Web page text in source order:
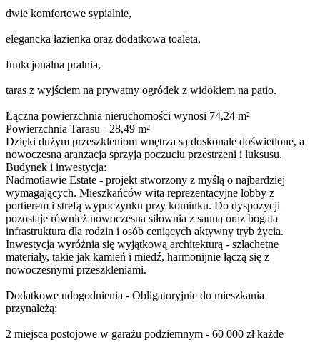
dwie komfortowe sypialnie,
elegancka łazienka oraz dodatkowa toaleta,
funkcjonalna pralnia,
taras z wyjściem na prywatny ogródek z widokiem na patio.
Łączna powierzchnia nieruchomości wynosi 74,24 m²
Powierzchnia Tarasu - 28,49 m²
Dzięki dużym przeszkleniom wnętrza są doskonale doświetlone, a
nowoczesna aranżacja sprzyja poczuciu przestrzeni i luksusu.
Budynek i inwestycja:
Nadmotławie Estate - projekt stworzony z myślą o najbardziej
wymagających. Mieszkańców wita reprezentacyjne lobby z
portierem i strefą wypoczynku przy kominku. Do dyspozycji
pozostaje również nowoczesna siłownia z sauną oraz bogata
infrastruktura dla rodzin i osób ceniących aktywny tryb życia.
Inwestycja wyróżnia się wyjątkową architekturą - szlachetne
materiały, takie jak kamień i miedź, harmonijnie łączą się z
nowoczesnymi przeszkleniami.
Dodatkowe udogodnienia - Obligatoryjnie do mieszkania
przynależą:
2 miejsca postojowe w garażu podziemnym - 60 000 zł każde